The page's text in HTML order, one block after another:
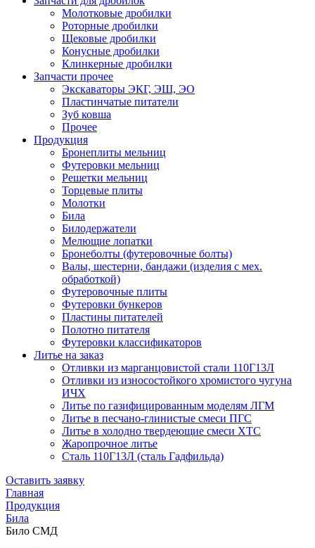
Молотковые дробилки
Роторные дробилки
Щековые дробилки
Конусные дробилки
Клинкерные дробилки
Запчасти прочее
Экскаваторы ЭКГ, ЭШ, ЭО
Пластинчатые питатели
Зуб ковша
Прочее
Продукция
Бронеплиты мельниц
Футеровки мельниц
Решетки мельниц
Торцевые плиты
Молотки
Била
Билодержатели
Мелющие лопатки
Бронеболты (футеровочные болты)
Валы, шестерни, бандажи (изделия с мех.
обработкой)
Футеровочные плиты
Футеровки бункеров
Пластины питателей
Полотно питателя
Футеровки классификаторов
Литье на заказ
Отливки из марганцовистой стали 110Г13Л
Отливки из износостойкого хромистого чугуна
ИЧХ
Литье по газифицированным моделям ЛГМ
Литье в песчано-глинистые смеси ПГС
Литье в холодно твердеющие смеси ХТС
Жаропрочное литье
Сталь 110Г13Л (сталь Гадфильда)
Оставить заявку
Главная
Продукция
Била
Било СМД